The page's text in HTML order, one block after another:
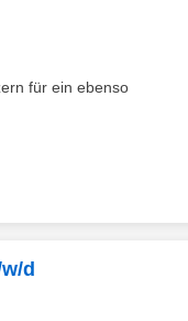
für ein ebenso
d